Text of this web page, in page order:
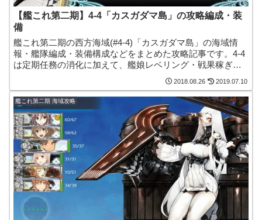
【艦これ第二期】4-4「カスガダマ島」の攻略編成・装
備
艦これ第二期の西方海域(#4-4)「カスガダマ島」の海域情
報・艦隊編成・装備構成などをまとめた攻略記事です。4-4
は定期任務の消化に加えて、艦娘レベリング・戦果稼ぎで
の周回にも向いているマップになっています。
2018.08.26 2019.07.10
艦これ第二期 海域攻略